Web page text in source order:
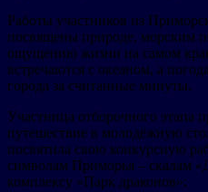
Работы участников из
посвящены природе, морским
ощущению жизни на самом
встречаются с океаном, а
города за считанные минуты.
Участница отборочного этапа
путешествие в молодёжную
посвятила свою конкурсную
символам Приморья – скалам
комплексу «Парк драконов»: